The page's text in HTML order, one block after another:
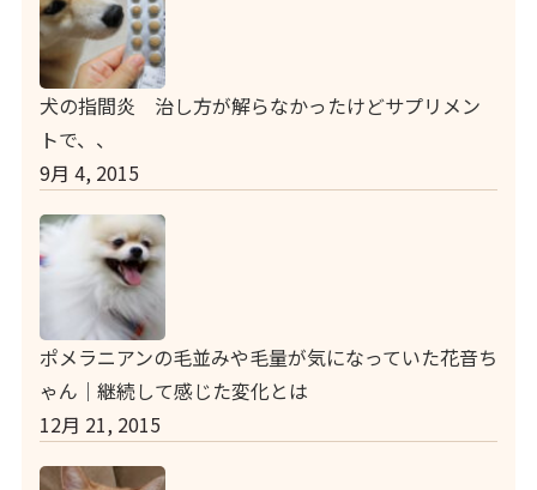
犬の指間炎 治し方が解らなかったけどサプリメン
トで、、
9月 4, 2015
ポメラニアンの毛並みや毛量が気になっていた花音ち
ゃん｜継続して感じた変化とは
12月 21, 2015